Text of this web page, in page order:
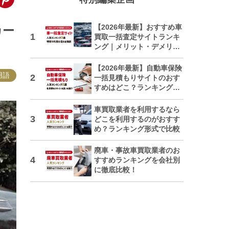
語
【2026年最新】おすすめ車
買取一括査定サイトランキ
ング｜メリット・デメリッ
トも解説
【2026年最新】自動車保険
一括見積もりサイトのおす
すめはどこ？ランキングで
車買取業者を利用するなら
どこを利用するのがおすす
め？ランキング形式で比較
廃車・事故車買取業者のお
すすめランキングを会社別
に徹底比較！